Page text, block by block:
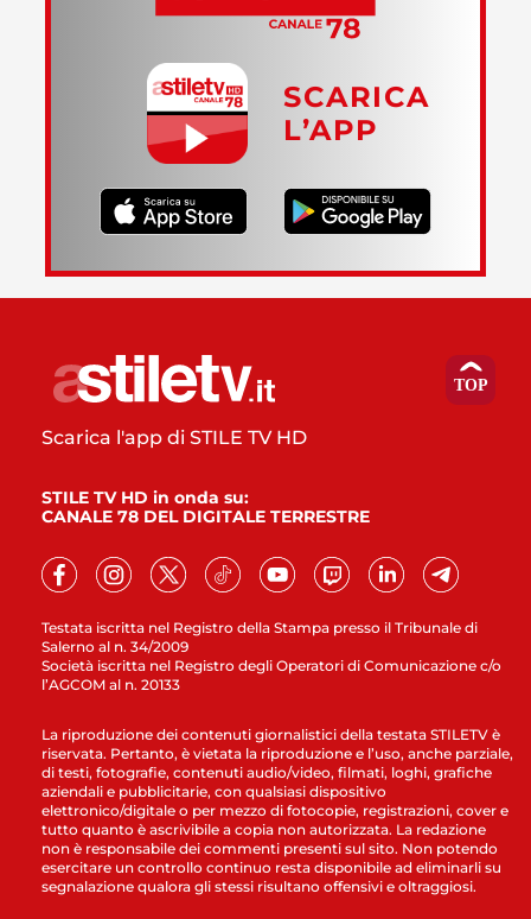
SCARICA
L’APP
Testata iscritta nel Registro della Stampa presso il Tribunale di
Salerno al n. 34/2009
Società iscritta nel Registro degli Operatori di Comunicazione c/o
l’AGCOM al n. 20133
Scarica l'app di STILE TV HD
STILE TV HD in onda su:
CANALE 78 DEL DIGITALE TERRESTRE
La riproduzione dei contenuti giornalistici della testata STILETV è
riservata. Pertanto, è vietata la riproduzione e l’uso, anche parziale,
di testi, fotografie, contenuti audio/video, filmati, loghi, grafiche
aziendali e pubblicitarie, con qualsiasi dispositivo
elettronico/digitale o per mezzo di fotocopie, registrazioni, cover e
tutto quanto è ascrivibile a copia non autorizzata. La redazione
non è responsabile dei commenti presenti sul sito. Non potendo
esercitare un controllo continuo resta disponibile ad eliminarli su
segnalazione qualora gli stessi risultano offensivi e oltraggiosi.